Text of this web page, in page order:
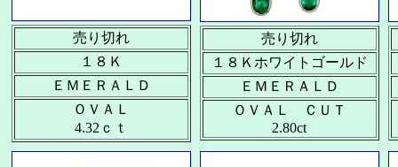
売り切れ
１８Ｋ
ＥＭＥＲＡＬＤ
ＯＶＡＬ
4.32ｃｔ
売り切れ
１８Ｋホワイトゴールド
ＥＭＥＲＡＬＤ
ＯＶＡＬ ＣＵＴ
2.80ct